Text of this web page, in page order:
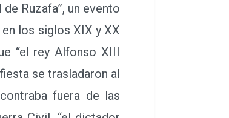
Ruzafa”, un evento
los siglos XIX y XX
“el rey Alfonso XIII
se trasladaron al
fuera de las